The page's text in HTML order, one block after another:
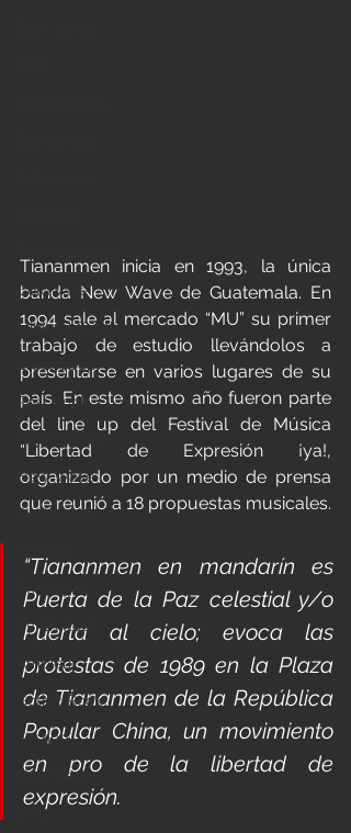
Coldwave
Minimal Synth
Electropop
Post Punk
New Wave
Synthwave
Postwavw
Synth Rock
Ambient
Gothic Rock
Techno
New Beat
Italo
Tiananmen inicia en 1993, la única
banda New Wave de Guatemala. En
1994 sale al mercado “MU” su primer
trabajo de estudio llevándolos a
presentarse en varios lugares de su
país. En este mismo año fueron parte
del line up del Festival de Música
“Libertad de Expresión ¡ya!,
organizado por un medio de prensa
que reunió a 18 propuestas musicales.
“Tiananmen en mandarín es
Puerta de la Paz celestial y/o
Puerta al cielo; evoca las
protestas de 1989 en la Plaza
de Tiananmen de la República
Popular China, un movimiento
en pro de la libertad de
expresión.